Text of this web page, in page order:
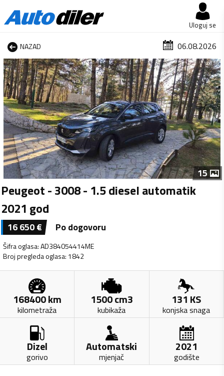
Uloguj se
NAZAD 06.08.2026
1 od 15
15
Peugeot - 3008 - 1.5 diesel automatik
2021 god
16 650€ Po dogovoru
Šifra oglasa:AD384054414ME
Broj pregleda oglasa: 1842
168400km
kilometraža
1500cm3
kubikaža
131 KS
konjska snaga
Dizel
gorivo
Automatski
mjenjač
2021
godište